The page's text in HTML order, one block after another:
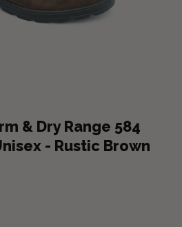
& Dry Range 584
- Rustic Brown